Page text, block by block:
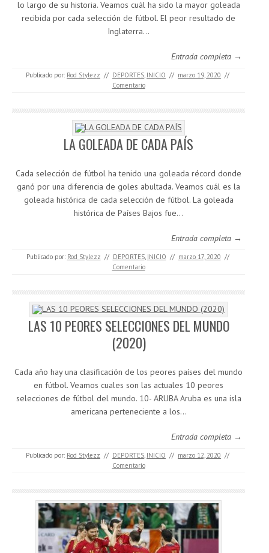
lo largo de su historia. Veamos cuál ha sido la mayor goleada
recibida por cada selección de fútbol. El peor resultado de
Inglaterra…
Entrada completa →
Publicado por: Rod Stylezz // DEPORTES, INICIO // marzo 19, 2020 //
Comentario
LA GOLEADA DE CADA PAÍS
Cada selección de fútbol ha tenido una goleada récord donde
ganó por una diferencia de goles abultada. Veamos cuál es la
goleada histórica de cada selección de fútbol. La goleada
histórica de Países Bajos fue…
Entrada completa →
Publicado por: Rod Stylezz // DEPORTES, INICIO // marzo 17, 2020 //
Comentario
LAS 10 PEORES SELECCIONES DEL MUNDO
(2020)
Cada año hay una clasificación de los peores países del mundo
en fútbol. Veamos cuales son las actuales 10 peores
selecciones de fútbol del mundo. 10- ARUBA Aruba es una isla
americana perteneciente a los…
Entrada completa →
Publicado por: Rod Stylezz // DEPORTES, INICIO // marzo 12, 2020 //
Comentario